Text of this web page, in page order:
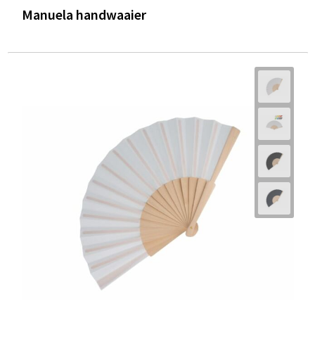
Manuela handwaaier